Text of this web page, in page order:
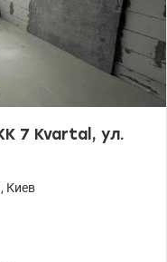
7 Kvartal, ул.
, Киев